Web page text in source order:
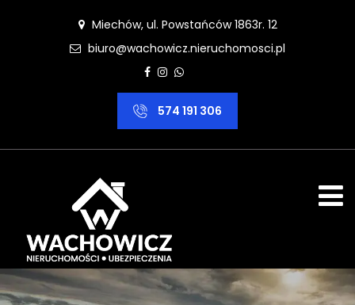
Miechów, ul. Powstańców 1863r. 12
biuro@wachowicz.nieruchomosci.pl
574 191 306